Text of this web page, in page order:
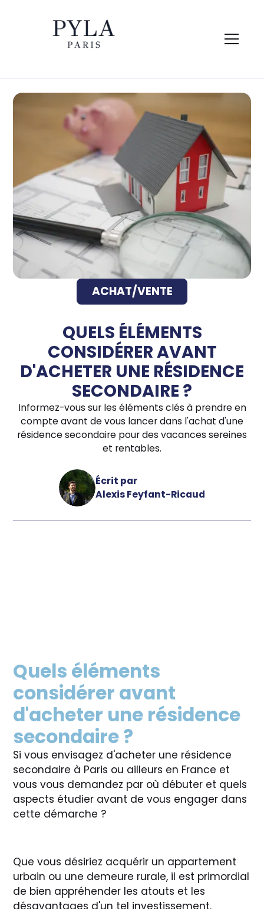
ACHAT/VENTE
QUELS ÉLÉMENTS
CONSIDÉRER AVANT
D'ACHETER UNE RÉSIDENCE
SECONDAIRE ?
Informez-vous sur les éléments clés à prendre en
compte avant de vous lancer dans l'achat d'une
résidence secondaire pour des vacances sereines
et rentables.
Écrit par
Alexis Feyfant-Ricaud
Quels éléments
considérer avant
d'acheter une résidence
secondaire ?
Si vous envisagez d'acheter une résidence
secondaire à Paris ou ailleurs en France et
vous vous demandez par où débuter et quels
aspects étudier avant de vous engager dans
cette démarche ?
Que vous désiriez acquérir un appartement
urbain ou une demeure rurale, il est primordial
de bien appréhender les atouts et les
désavantages d'un tel investissement.